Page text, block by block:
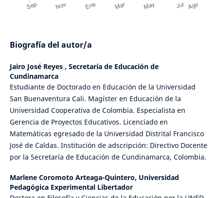
Biografía del autor/a
Jairo José Reyes , Secretaría de Educación de
Cundinamarca
Estudiante de Doctorado en Educación de la Universidad
San Buenaventura Cali. Magíster en Educación de la
Universidad Cooperativa de Colombia. Especialista en
Gerencia de Proyectos Educativos. Licenciado en
Matemáticas egresado de la Universidad Distrital Francisco
José de Caldas. Institución de adscripción: Directivo Docente
por la Secretaría de Educación de Cundinamarca, Colombia.
Marlene Coromoto Arteaga-Quintero, Universidad
Pedagógica Experimental Libertador